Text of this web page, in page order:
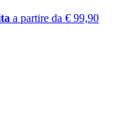
a partire da € 99,90